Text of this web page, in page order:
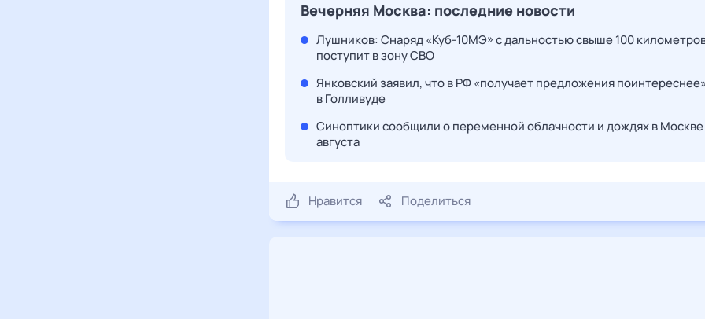
Вечерняя Москва: последние новости
Лушников: Снаряд «Куб-10МЭ» с дальностью свыше 100
поступит в зону СВО
Янковский заявил, что в РФ «получает предложения
в Голливуде
Синоптики сообщили о переменной облачности и дождях в
августа
Нравится Поделиться